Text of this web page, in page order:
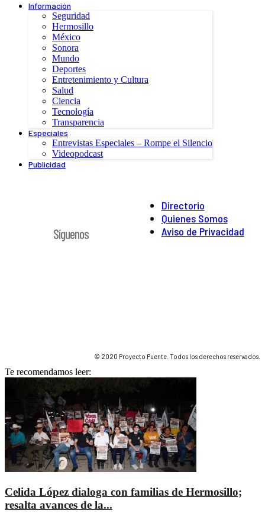
Información
Seguridad
Hermosillo
México
Sonora
Mundo
Deportes
Entretenimiento y Cultura
Salud
Ciencia
Tecnología
Transparencia
Especiales
Entrevistas Especiales – Rompe el Silencio
Videopodcast
Publicidad
Directorio
Quienes Somos
Aviso de Privacidad
Síguenos
© 2020 Proyecto Puente. Todos los derechos reservados.
Te recomendamos leer:
Celida López dialoga con familias de Hermosillo;
resalta avances de la...